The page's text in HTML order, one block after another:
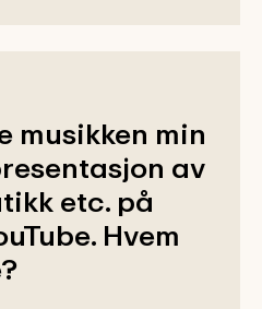
musikken min
av
etc. på
Hvem